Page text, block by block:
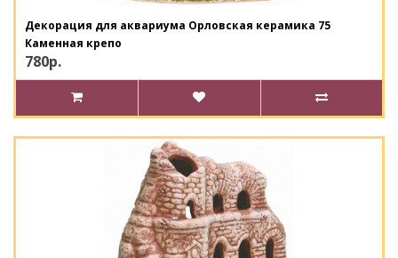
Декорация для аквариума Орловская керамика 75
Каменная крепо
780р.